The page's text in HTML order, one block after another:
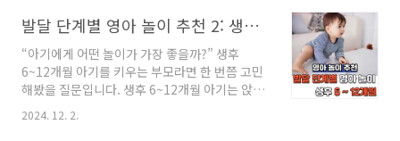
놀이 대신 학습 준비를 요구하는 부모들이 늘고
있습니다.그러나 영유아기는 신체, 인지, 사회성,
정서 등 다양한 측면에서 중요한 발달 시기입니
다. 아이들이 충분한 놀이 경험을 통해 성장할 수
있도록, 거창한 놀이가 아니더라도 일상에서 쉽
게 접할 수 있는 놀이를 시작해보는 것이 중요합
발달 단계별 영아 놀이 추천 2: 생후 6~12개월
“아기에게 어떤 놀이가 가장 좋을까?” 생후
6~12개월 아기를 키우는 부모라면 한 번쯤 고민
해봤을 질문입니다. 생후 6~12개월 아기는 앉기,
기어가기, 서기 같은 운동 발달뿐 아니라 감각과
언어 능력이 급격히 성장하는 중요한 시기입니
2024. 12. 2.